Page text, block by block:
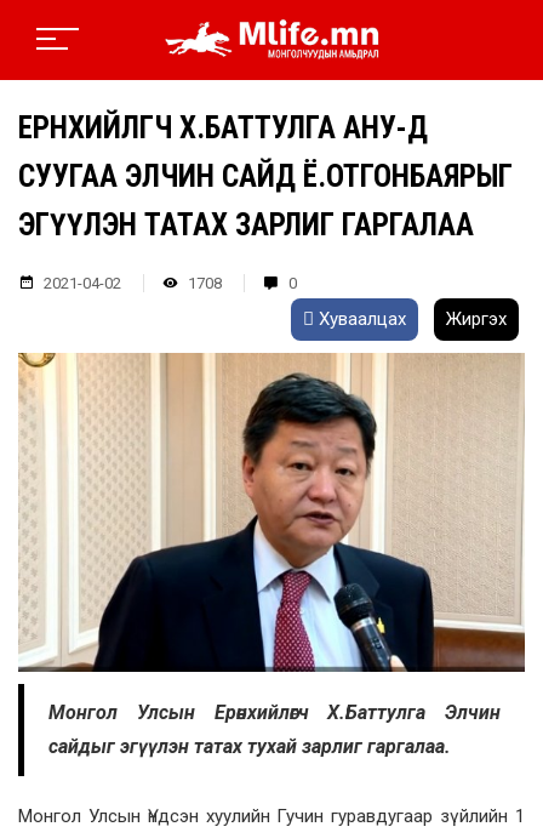
ЕРӨНХИЙЛӨГЧ Х.БАТТУЛГА АНУ-Д
СУУГАА ЭЛЧИН САЙД Ё.ОТГОНБАЯРЫГ
ЭГҮҮЛЭН ТАТАХ ЗАРЛИГ ГАРГАЛАА
2021-04-02 1708 0
Хуваалцах Жиргэх
Монгол Улсын Ерөнхийлөгч Х.Баттулга Элчин
сайдыг эгүүлэн татах тухай зарлиг гаргалаа.
Монгол Улсын Үндсэн хуулийн Гучин гуравдугаар зүйлийн 1